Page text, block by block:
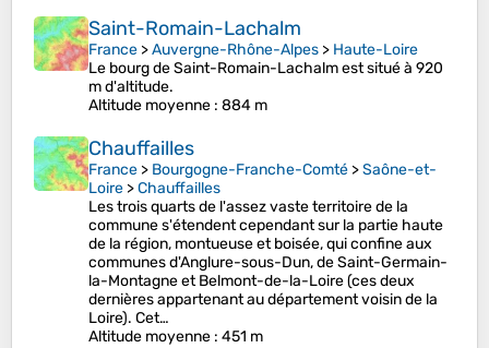
Saint-Romain-Lachalm
France >Auvergne-Rhône-Alpes > Haute-Loire
Le bourg de Saint-Romain-Lachalm est situé à 920
m d'altitude.
Altitude moyenne : 884 m
Chauffailles
France > Bourgogne-Franche-Comté >Saône-et-
Loire >Chauffailles
Les trois quarts de l'assez vaste territoire de la
commune s'étendent cependant sur la partie haute
de la région, montueuse et boisée, qui confine aux
communes d'Anglure-sous-Dun, de Saint-Germain-
la-Montagne et Belmont-de-la-Loire (ces deux
dernières appartenant au département voisin de la
Loire). Cet…
Altitude moyenne : 451 m